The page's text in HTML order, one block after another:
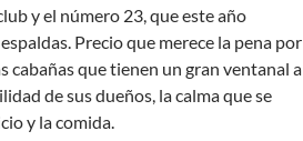
y el número 23, que este año
Precio que merece la pena por
cabañas que tienen un gran ventanal a
de sus dueños, la calma que se
y la comida.